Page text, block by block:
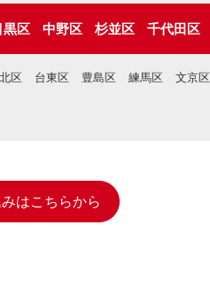
黒区 中野区 杉並区 千代田区
北区 台東区 豊島区 練馬区 文京区
はこちらから